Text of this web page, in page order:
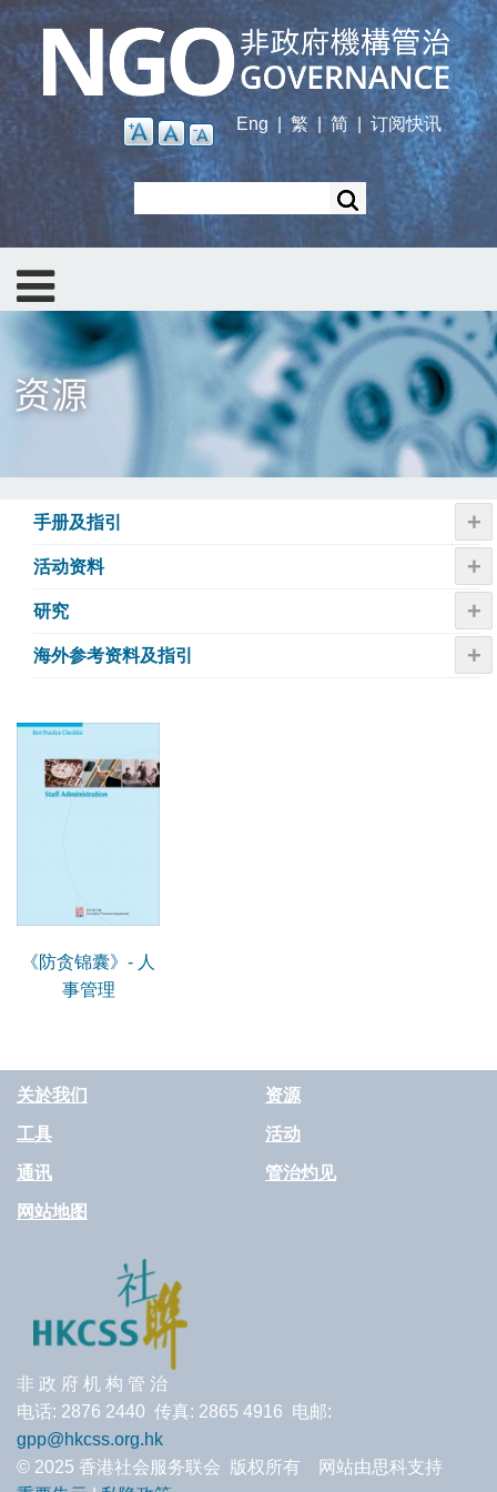
Skip
main
content
Eng
繁 | 简 订阅快讯
手册及指引 +
活动资​​料 +
研究 +
海外参考资料及指引 +
《防贪锦囊》- 人
事管理
关於我们 资源
工具 活动
通讯 管治灼见
网站地图
非 政 府 机 构 管 治
电话: 2876 2440 传真: 2865 4916 电邮:
gpp@hkcss.org.hk
© 2025 香港社会服务联会 版权所有 网站由思科支持